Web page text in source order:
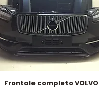
Vista rapida
Frontale completo VOLVO